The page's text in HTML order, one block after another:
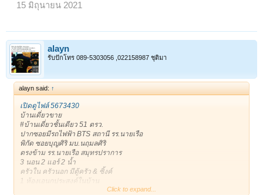
* 081-8665944 Addy *
ขอบคุณครับ **
https://timeline.line.me/post/1161408134210039717
ขาย : 3,400,000 บาท
ติดต่อ : 0818665944 (alayan)
15 มิถุนายน 2021
alayn
รับปักโทร 089-5303056 ,022158987 ชุติมา
alayn said: ↑
เปิดดูไฟล์ 5673430
บ้านเดี่ยวขาย
#บ้านเดี่ยวชั้นเดียว 51 ตรว.
ปากซอยมีรถไฟฟ้า BTS สถานี รร.นายเรือ
พิกัด ซอยบุญศิริ มบ.นฤมลศิริ
ตรงข้าม รร.นายเรือ สมุทรปราการ
3 นอน 2 แอร์ 2 น้ำ
ครัวใน ครัวนอก มีตู้ครัว & ซิ้งค์
1 ห้องเอนกประสงค์ในบ้าน
1 ห้องเอนกประสงค์ข้างบ้าน เก็บของ หรือเป็นบ้านสัตว์เลี้ยงได้
Click to expand...